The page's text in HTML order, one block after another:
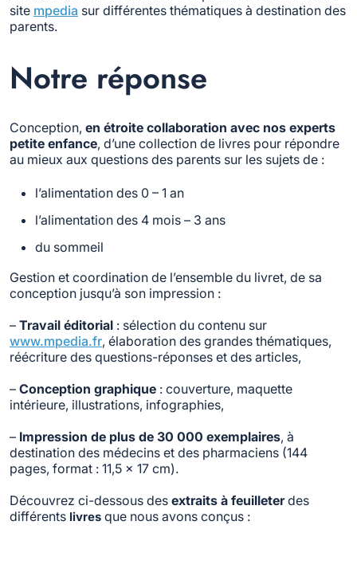
site mpedia sur différentes thématiques à destination des
parents.
Notre réponse
Conception, en étroite collaboration avec nos experts
petite enfance, d’une collection de livres pour répondre
au mieux aux questions des parents sur les sujets de :
l’alimentation des 0 – 1 an
l’alimentation des 4 mois – 3 ans
du sommeil
Gestion et coordination de l’ensemble du livret, de sa
conception jusqu’à son impression :
– Travail éditorial : sélection du contenu sur
www.mpedia.fr, élaboration des grandes thématiques,
réécriture des questions-réponses et des articles,
– Conception graphique : couverture, maquette
intérieure, illustrations, infographies,
– Impression de plus de 30 000 exemplaires, à
destination des médecins et des pharmaciens (144
pages, format : 11,5 x 17 cm).
Découvrez ci-dessous des extraits à feuilleterdes
différents livres que nous avons conçus :